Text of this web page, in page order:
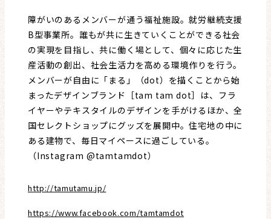
障がいのあるメンバーが通う福祉施設。就労継続支援
B型事業所。誰もが共に生きていくことができる社会
の実現を目指し、共に働く場として、個々に応じた生
産活動の創出、社会生活力を高める環境作りを行う。
メンバーが自由に「まる」（dot）を描くことから始
まったデザインブランド［tam tam dot］は、フラ
イヤーやテキスタイルのデザインを手がけるほか、全
国セレクトショップにグッズを展開中。住宅地の中に
ある建物で、毎日マイペースに過ごしている。
（Instagram @tamtamdot）
http://tamutamu.jp/
https://www.facebook.com/tamtamdot